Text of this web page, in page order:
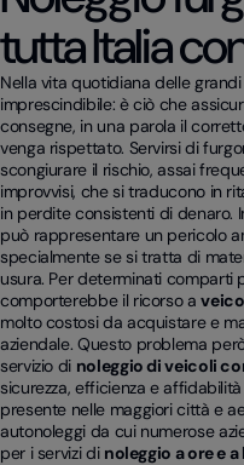
tutta Italia
Nella vita quotidiana delle
imprescindibile: è ciò che
consegne, in una parola il
venga rispettato. Servirsi di
scongiurare il rischio, assai
improvvisi, che si traducono in
in perdite consistenti di denaro.
può rappresentare un pericolo
specialmente se si tratta di
usura. Per determinati
comporterebbe il ricorso a
molto costosi da acquistare e
aziendale. Questo problema
servizio di noleggio di veicoli
sicurezza, efficienza e
presente nelle maggiori città e
autonoleggi da cui numerose
per i servizi di noleggio a ore e